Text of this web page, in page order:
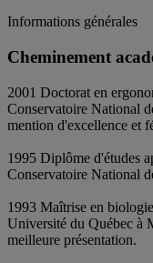
Informations générales
Cheminement
2001 Doctorat en
Conservatoire National
mention d'excellence et
1995 Diplôme d'études
Conservatoire National
1993 Maîtrise en
Université du Québec à
meilleure présentation.